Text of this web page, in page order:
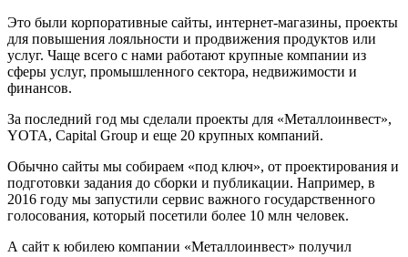
Это были корпоративные сайты, интернет-магазины, проекты
для повышения лояльности и продвижения продуктов или
услуг. Чаще всего с нами работают крупные компании из
сферы услуг, промышленного сектора, недвижимости и
финансов.
За последний год мы сделали проекты для «Металлоинвест»,
YOTA, Capital Group и еще 20 крупных компаний.
Обычно сайты мы собираем «под ключ», от проектирования и
подготовки задания до сборки и публикации. Например, в
2016 году мы запустили сервис важного государственного
голосования, который посетили более 10 млн человек.
А сайт к юбилею компании «Металлоинвест» получил